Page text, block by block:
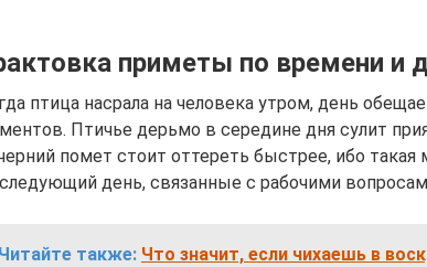
приметы по времени и
птица насрала на человека утром, день
Птичье дерьмо в середине дня сулит
помет стоит оттереть быстрее, ибо
день, связанные с рабочими
Читайте также: Что значит, если чихаешь в